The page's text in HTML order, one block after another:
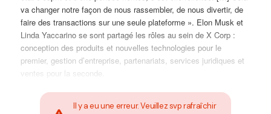
va changer notre façon de nous rassembler, de nous divertir, de
faire des transactions sur une seule plateforme ». Elon Musk et
Linda Yaccarino se sont partagé les rôles au sein de X Corp :
conception des produits et nouvelles technologies pour le
premier, gestion d’entreprise, partenariats, services juridiques et
ventes pour la seconde.
Il y a eu une erreur. Veuillez svp rafraîchir